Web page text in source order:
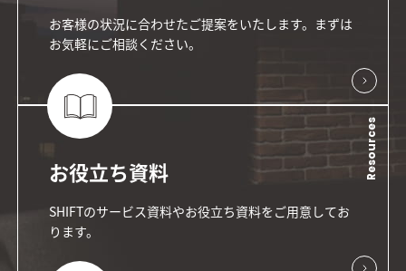
お客様の状況に合わせたご提案をいたします。まずは
お気軽にご相談ください。
お役立ち資料
SHIFTのサービス資料やお役立ち資料をご用意してお
ります。
Resources